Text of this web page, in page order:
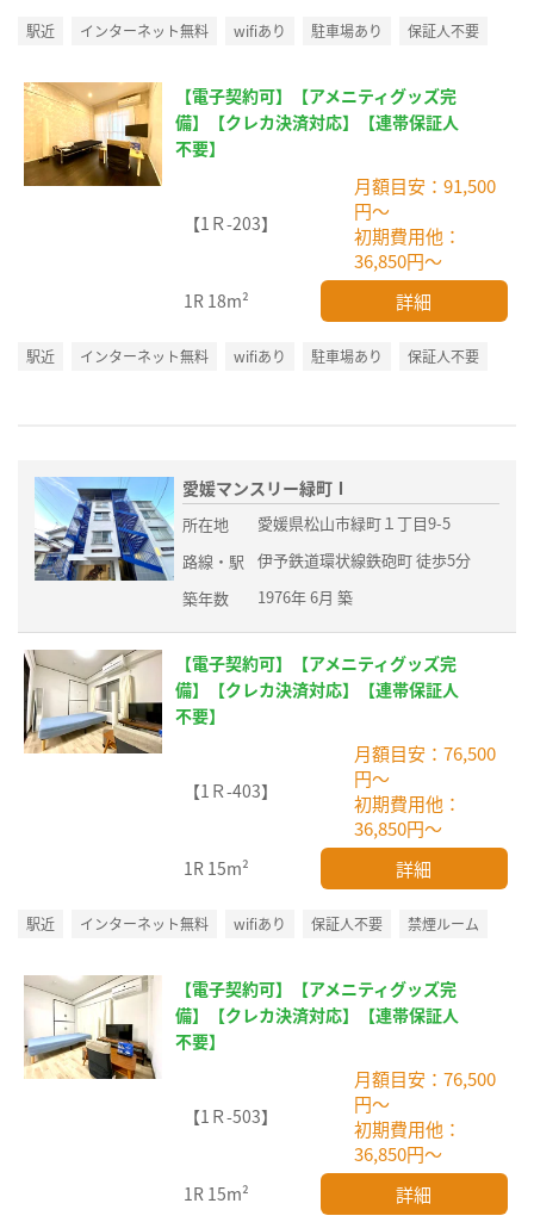
駅近 インターネット無料 wifiあり 駐車場あり 保証人不要
【電子契約可】【アメニティグッズ完
備】【クレカ決済対応】【連帯保証人
不要】
【1Ｒ-203】
月額目安：91,500
円～
初期費用他：
36,850円～
1R 18m² 詳細
駅近 インターネット無料 wifiあり 駐車場あり 保証人不要
愛媛マンスリー緑町Ⅰ
所在地
愛媛県松山市緑町１丁目9-5
路線・駅
伊予鉄道環状線鉄砲町 徒歩5分
築年数
1976年 6月 築
【電子契約可】【アメニティグッズ完
備】【クレカ決済対応】【連帯保証人
不要】
【1Ｒ-403】
月額目安：76,500
円～
初期費用他：
36,850円～
1R 15m² 詳細
駅近 インターネット無料 wifiあり 保証人不要 禁煙ルーム
【電子契約可】【アメニティグッズ完
備】【クレカ決済対応】【連帯保証人
不要】
【1Ｒ-503】
月額目安：76,500
円～
初期費用他：
36,850円～
1R 15m² 詳細